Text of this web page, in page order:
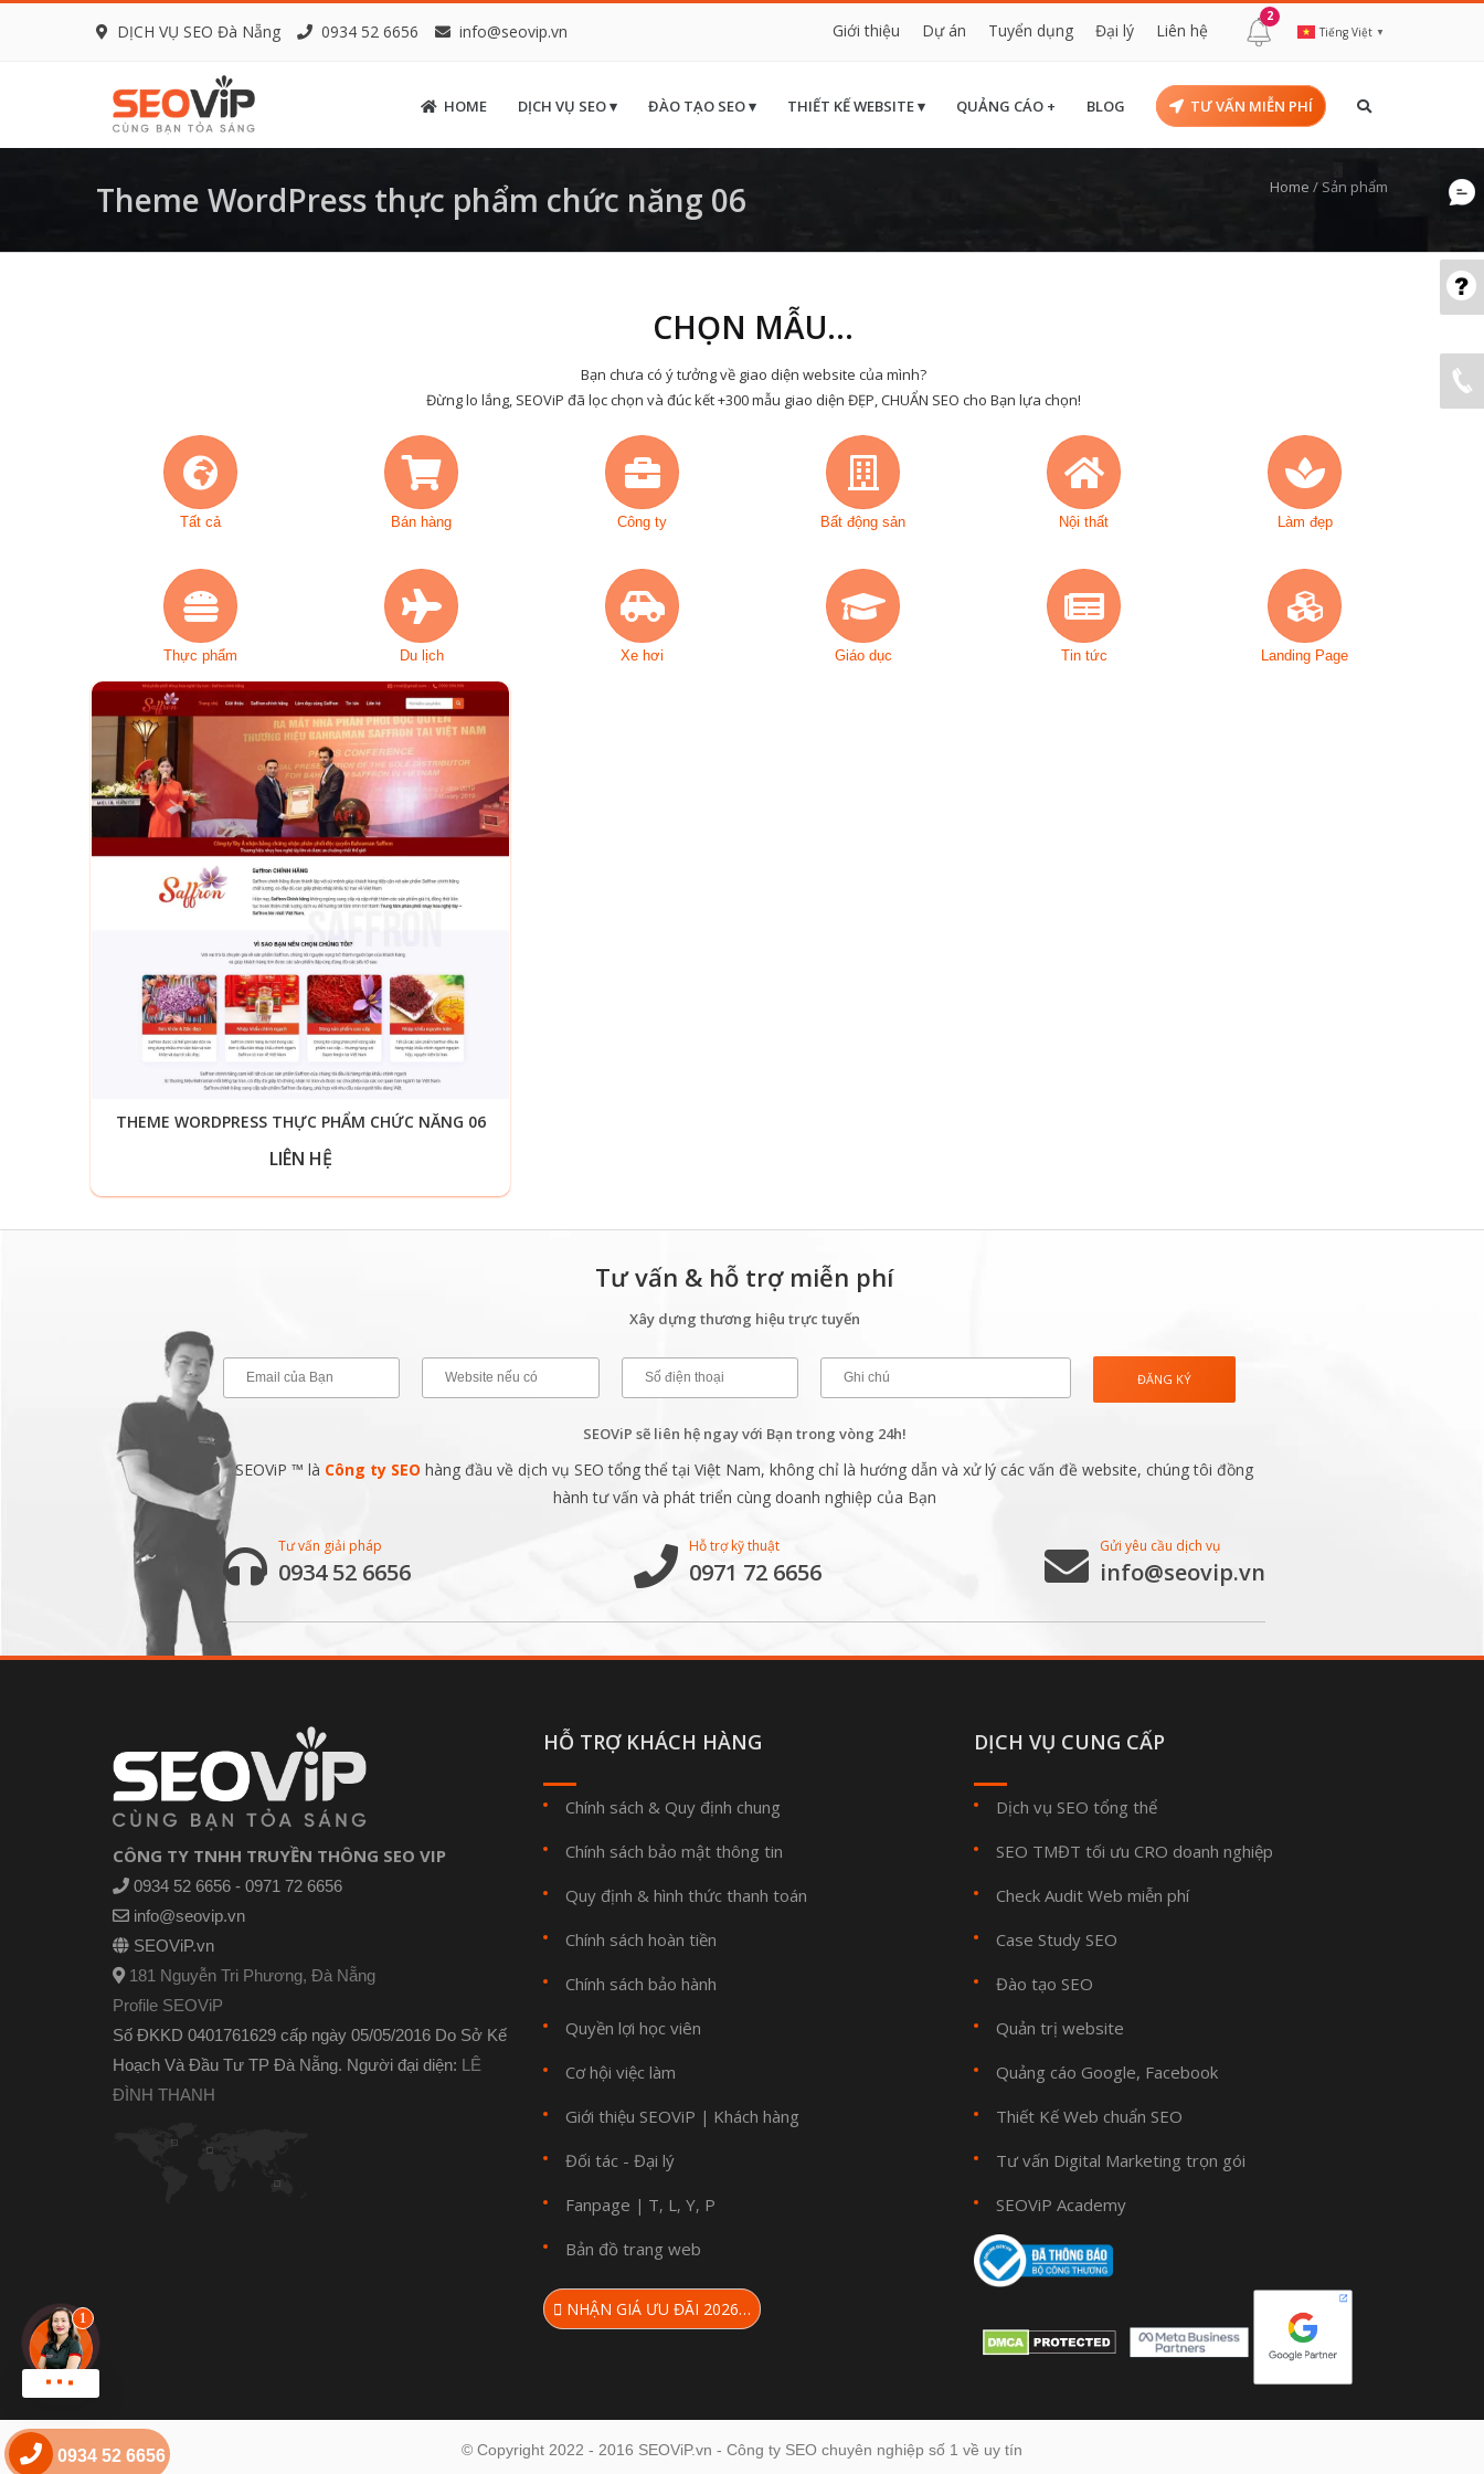
DỊCH VỤ SEO Đà Nẵng 0934 52 6656 info@seovip.vn Giới thiệu Dự án Tuyển dụng Đại lý Liên hệ
2
Tiếng Việt ▼
HOME DỊCH VỤ SEO ▾ ĐÀO TẠO SEO ▾ THIẾT KẾ WEBSITE ▾ QUẢNG CÁO + BLOG TƯ VẤN MIỄN PHÍ
Theme WordPress thực phẩm chức năng 06 Home / Sản phẩm
CHỌN MẪU...
Bạn chưa có ý tưởng về giao diện website của mình?
Đừng lo lắng, SEOViP đã lọc chọn và đúc kết +300 mẫu giao diện ĐẸP, CHUẨN SEO cho Bạn lựa chọn!
Tất cả Bán hàng Công ty Bất động sản Nội thất Làm đẹp
Thực phẩm Du lịch Xe hơi Giáo dục Tin tức Landing Page
THEME WORDPRESS THỰC PHẨM CHỨC NĂNG 06
LIÊN HỆ
Tư vấn & hỗ trợ miễn phí
Xây dựng thương hiệu trực tuyến
SEOViP sẽ liên hệ ngay với Bạn trong vòng 24h!
SEOViP ™ là Công ty SEO hàng đầu về dịch vụ SEO tổng thể tại Việt Nam, không chỉ là hướng dẫn và xử lý các vấn đề website, chúng tôi đồng
hành tư vấn và phát triển cùng doanh nghiệp của Bạn
Tư vấn giải pháp
0934 52 6656
Hỗ trợ kỹ thuật
0971 72 6656
Gửi yêu cầu dịch vụ
info@seovip.vn
CÔNG TY TNHH TRUYỀN THÔNG SEO VIP
0934 52 6656 - 0971 72 6656
info@seovip.vn
SEOViP.vn
181 Nguyễn Tri Phương, Đà Nẵng
Profile SEOViP
Số ĐKKD 0401761629 cấp ngày 05/05/2016 Do Sở Kế
Hoạch Và Đầu Tư TP Đà Nẵng. Người đại diện: LÊ
ĐÌNH THANH
HỖ TRỢ KHÁCH HÀNG
Chính sách & Quy định chung
Chính sách bảo mật thông tin
Quy định & hình thức thanh toán
Chính sách hoàn tiền
Chính sách bảo hành
Quyền lợi học viên
Cơ hội việc làm
Giới thiệu SEOViP | Khách hàng
Đối tác - Đại lý
Fanpage | T, L, Y, P
Bản đồ trang web
NHẬN GIÁ ƯU ĐÃI 2026…
DỊCH VỤ CUNG CẤP
Dịch vụ SEO tổng thể
SEO TMĐT tối ưu CRO doanh nghiệp
Check Audit Web miễn phí
Case Study SEO
Đào tạo SEO
Quản trị website
Quảng cáo Google, Facebook
Thiết Kế Web chuẩn SEO
Tư vấn Digital Marketing trọn gói
SEOViP Academy
© Copyright 2022 - 2016 SEOViP.vn - Công ty SEO chuyên nghiệp số 1 về uy tín
Chat zalo !
0934 52 6656